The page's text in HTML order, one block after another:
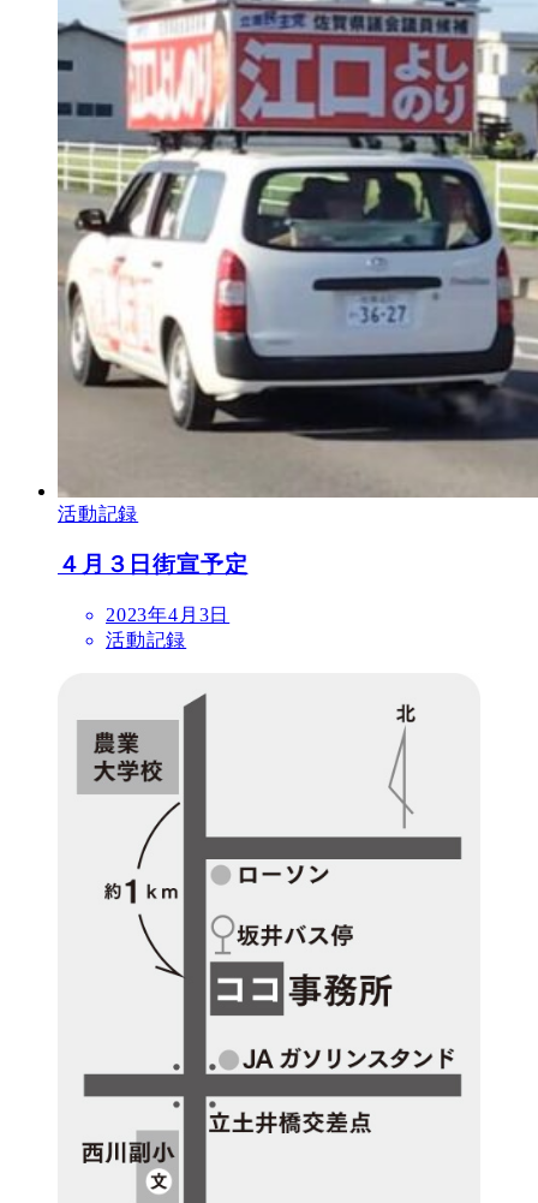
活動記録
４月３日街宣予定
2023年4月3日
活動記録